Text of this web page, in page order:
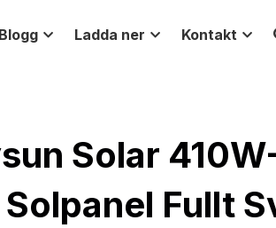
Blogg Ladda ner Kontakt
Solar
Fullt